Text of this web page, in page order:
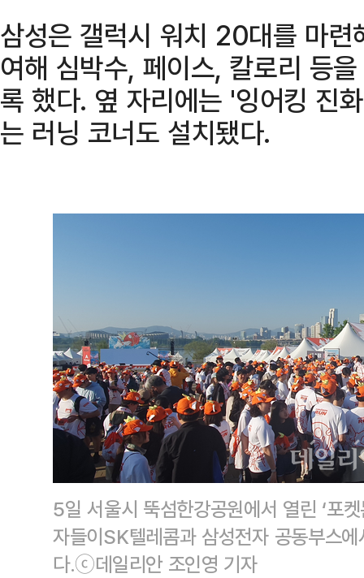
삼성은 갤럭시 워치 20대를 마
여해 심박수, 페이스, 칼로리 등
록 했다. 옆 자리에는 '잉어킹 진
는 러닝 코너도 설치됐다.
5일 서울시 뚝섬한강공원에서 열린 ‘
자들이SK텔레콤과 삼성전자 공동부스
다.ⓒ데일리안 조인영 기자